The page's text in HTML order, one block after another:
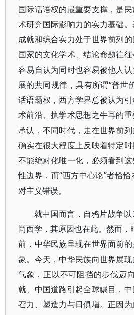
国际话语权的最重要支撑，是
术研究国际影响力的实力基础
成就和综合实力处于世界前列
国家的文化学术、结论命题往
容易自认为同时也容易被他人
展的共同规律，具有所谓“普世
话语霸权，西方学界总被认为
术前沿、执学术思想之牛耳的
承认，不同时代，走在世界前
确实在很大程度上反映着特定
不能绝对化唯一化，必须看到
性边界，而“西方中心论”者恰
对主义错误。
就中国而言，自鸦片战争
尚西学，其原因也在此。然而，
前，中华民族呈现在世界面前
象。今天，中华民族向世界展
气象，正以不可阻挡的步伐迈
就、中国道路引起全球瞩目，
召力、塑造力与日俱增。正因